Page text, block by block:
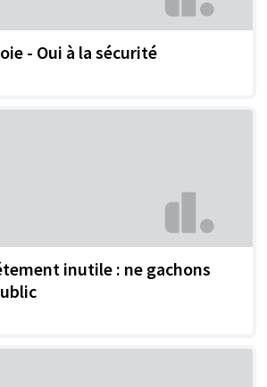
- Oui à la sécurité
inutile : ne gachons